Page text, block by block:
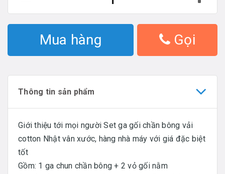
Mua hàng Gọi
Thông tin sản phẩm
Giới thiệu tới mọi người Set ga gối chần bông vải
cotton Nhật vân xước, hàng nhà máy với giá đặc biệt
tốt
Gồm: 1 ga chun chần bông + 2 vỏ gối nằm